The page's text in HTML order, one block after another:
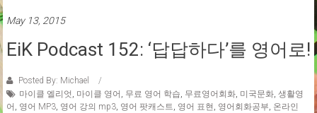
May 13, 2015
EiK Podcast 152: ‘답답하다’를 영어로!
Posted By: Michael
마이클 엘리엇 , 마이클 영어 , 무료 영어 학습, 무료영어회화, 미국문화, 생활영
어 , 영어 MP3, 영어 강의 mp3, 영어 팟캐스트, 영어 표현 , 영어회화공부, 온라인